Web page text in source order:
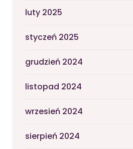
luty 2025
styczeń 2025
grudzień 2024
listopad 2024
wrzesień 2024
sierpień 2024